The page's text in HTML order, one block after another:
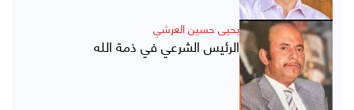
يحيى حسين العرشي
الرئيس الشرعي في ذمة الله